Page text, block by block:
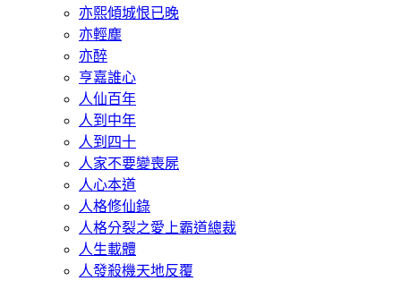
亦熙傾城恨已晚
亦輕塵
亦醉
亨嘉誰心
人仙百年
人到中年
人到四十
人家不要變喪屍
人心本道
人格修仙錄
人格分裂之愛上霸道總裁
人生載體
人發殺機天地反覆